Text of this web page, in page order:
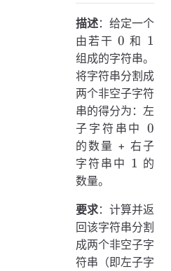
描述：给定一个
由若干0
0 和 1
1
组成的字符串。
将字符串分割成
两个非空子字符
串的得分为：左
子字符串中 0
0
的数量 + 右子
字符串中 1
1 的
数量。
要求：计算并返
回该字符串分割
成两个非空子字
符串（即左子字